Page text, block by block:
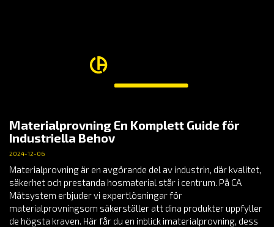
Materialprovning En Komplett Guide för
Industriella Behov
2024-12-06
Materialprovning är en avgörande del av industrin, där kvalitet,
säkerhet och prestanda hosmaterial står i centrum. På CA
Mätsystem erbjuder vi expertlösningar för
materialprovningsom säkerställer att dina produkter uppfyller
de högsta kraven. Här får du en inblick imaterialprovning, dess